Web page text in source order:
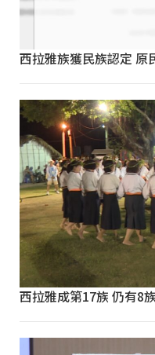
西拉雅族獲民族認定 原
西拉雅成第17族 仍有8